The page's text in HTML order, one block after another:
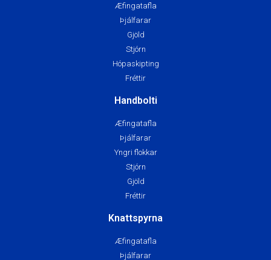
Æfingatafla
Þjálfarar
Gjöld
Stjórn
Hópaskipting
Fréttir
Handbolti
Æfingatafla
Þjálfarar
Yngri flokkar
Stjórn
Gjöld
Fréttir
Knattspyrna
Æfingatafla
Þjálfarar